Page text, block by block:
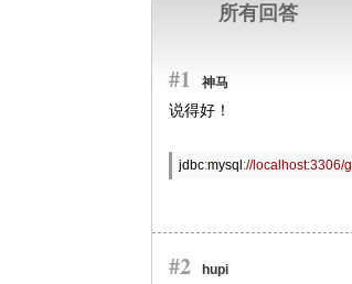
所有回答
#1 神马
说得好！
jdbc:mysql ://localhost:3306/
#2 hupi